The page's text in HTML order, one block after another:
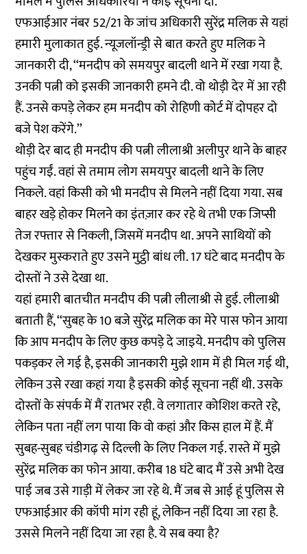
एफआईआर नंबर 52/21 के जांच अधिकारी सुरेंद्र मलिक से यहां
हमारी मुलाकात हुई. न्यूजलॉन्ड्री से बात करते हुए मलिक ने
जानकारी दी, ‘‘मनदीप को समयपुर बादली थाने में रखा गया है.
उनकी पत्नी को इसकी जानकारी हमने दी. वो थोड़ी देर में आ रही
हैं. उनसे कपड़े लेकर हम मनदीप को रोहिणी कोर्ट में दोपहर दो
बजे पेश करेंगे.’’
थोड़ी देर बाद ही मनदीप की पत्नी लीलाश्री अलीपुर थाने के बाहर
पहुंच गईं. वहां से तमाम लोग समयपुर बादली थाने के लिए
निकले. वहां किसी को भी मनदीप से मिलने नहीं दिया गया. सब
बाहर खड़े होकर मिलने का इंतज़ार कर रहे थे तभी एक जिप्सी
तेज रफ्तार से निकली, जिसमें मनदीप था. अपने साथियों को
देखकर मुस्कराते हुए उसने मुट्ठी बांध ली. 17 घंटे बाद मनदीप के
दोस्तों ने उसे देखा था.
यहां हमारी बातचीत मनदीप की पत्नी लीलाश्री से हुई. लीलाश्री
बताती हैं, ‘‘सुबह के 10 बजे सुरेंद्र मलिक का मेरे पास फोन आया
कि आप मनदीप के लिए कुछ कपड़े दे जाइये. मनदीप को पुलिस
पकड़कर ले गई है, इसकी जानकारी मुझे शाम में ही मिल गई थी,
लेकिन उसे रखा कहां गया है इसकी कोई सूचना नहीं थी. उसके
दोस्तों के संपर्क में मैं रातभर रही. वे लगातार कोशिश करते रहे,
लेकिन पता नहीं लग पाया कि वो कहां और किस हाल में हैं. मैं
सुबह-सुबह चंडीगढ़ से दिल्ली के लिए निकल गई. रास्ते में मुझे
सुरेंद्र मलिक का फोन आया. करीब 18 घंटे बाद मैं उसे अभी देख
पाई जब उसे गाड़ी में लेकर जा रहे थे. मैं जब से आई हूं पुलिस से
एफआईआर की कॉपी मांग रही हूं, लेकिन नहीं दिया जा रहा है.
उससे मिलने नहीं दिया जा रहा है. ये सब क्या है?